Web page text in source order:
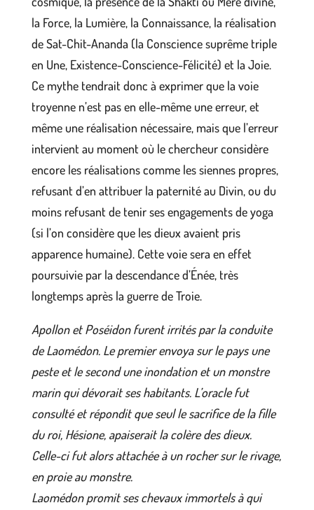
la Force, la Lumière, la Connaissance, la réalisation
de Sat-Chit-Ananda (la Conscience suprême triple
en Une, Existence-Conscience-Félicité) et la Joie.
Ce mythe tendrait donc à exprimer que la voie
troyenne n’est pas en elle-même une erreur, et
même une réalisation nécessaire, mais que l’erreur
intervient au moment où le chercheur considère
encore les réalisations comme les siennes propres,
refusant d’en attribuer la paternité au Divin, ou du
moins refusant de tenir ses engagements de yoga
(si l’on considère que les dieux avaient pris
apparence humaine). Cette voie sera en effet
poursuivie par la descendance d’Énée, très
longtemps après la guerre de Troie.
Apollon et Poséidon furent irrités par la conduite
de Laomédon. Le premier envoya sur le pays une
peste et le second une inondation et un monstre
marin qui dévorait ses habitants. L’oracle fut
consulté et répondit que seul le sacrifice de la fille
du roi, Hésione, apaiserait la colère des dieux.
Celle-ci fut alors attachée à un rocher sur le rivage,
en proie au monstre.
Laomédon promit ses chevaux immortels à qui